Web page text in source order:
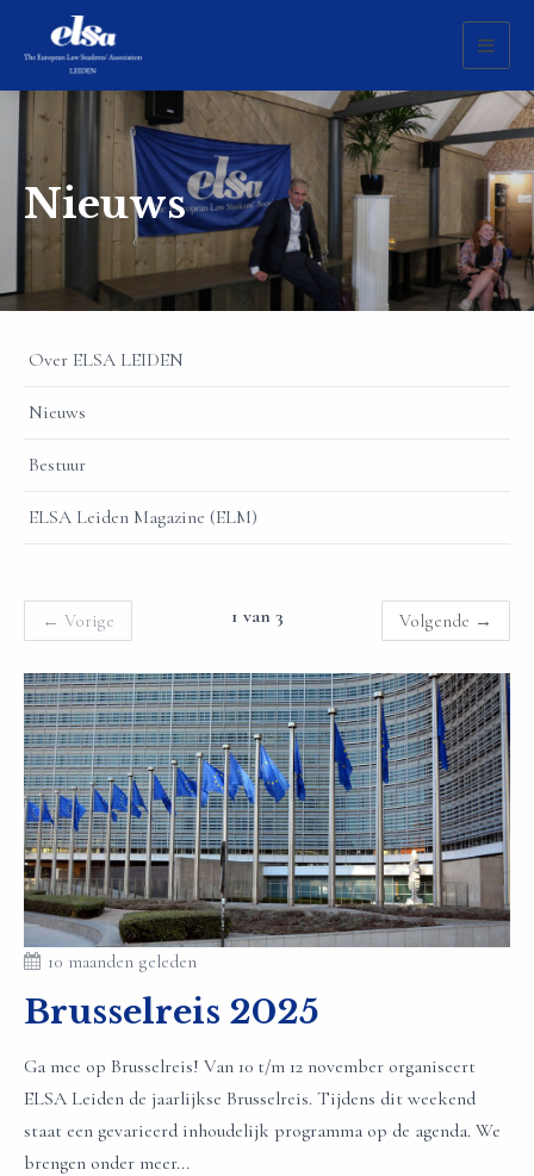
Nieuws
Over ELSA LEIDEN
Nieuws
Bestuur
ELSA Leiden Magazine (ELM)
← Vorige 1 van 3 Volgende →
10 maanden geleden
Brusselreis 2025
Ga mee op Brusselreis! Van 10 t/m 12 november organiseert
ELSA Leiden de jaarlijkse Brusselreis. Tijdens dit weekend
staat een gevarieerd inhoudelijk programma op de agenda. We
brengen onder meer...